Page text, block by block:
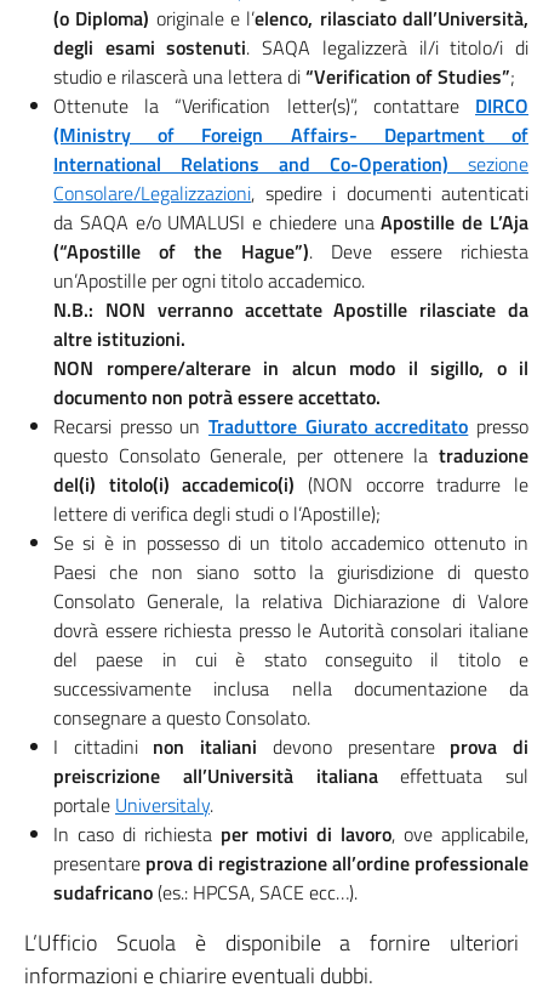
(o Diploma) originale e l’elenco, rilasciato dall’Università,
degli esami sostenuti. SAQA legalizzerà il/i titolo/i di
studio e rilascerà una lettera di“Verification of Studies”;
Ottenute la “Verification letter(s)”, contattare DIRCO
(Ministry of Foreign Affairs- Department of
International Relations and Co-Operation) sezione
Consolare/Legalizzazioni, spedire i documenti autenticati
da SAQA e/o UMALUSI e chiedere unaApostille de L’Aja
(“Apostille of the Hague”). Deve essere richiesta
un’Apostille per ogni titolo accademico.
N.B.: NON verranno accettate Apostille rilasciate da
altre istituzioni.
NON rompere/alterare in alcun modo il sigillo, o il
documento non potrà essere accettato.
Recarsi presso un Traduttore Giurato accreditato presso
questo Consolato Generale, per ottenere la traduzione
del(i) titolo(i) accademico(i) (NON occorre tradurre le
lettere di verifica degli studi o l’Apostille);
Se si è in possesso di un titolo accademico ottenuto in
Paesi che non siano sotto la giurisdizione di questo
Consolato Generale, la relativa Dichiarazione di Valore
dovrà essere richiesta presso le Autorità consolari italiane
del paese in cui è stato conseguito il titolo e
successivamente inclusa nella documentazione da
consegnare a questo Consolato.
I cittadini non italiani devono presentare prova di
preiscrizione all’Università italianaeffettuata sul
portale Universitaly.
In caso di richiesta per motivi di lavoro, ove applicabile,
presentare prova di registrazione all’ordine professionale
sudafricano(es.: HPCSA, SACE ecc…).
L’Ufficio Scuola è disponibile a fornire ulteriori
informazioni e chiarire eventuali dubbi.